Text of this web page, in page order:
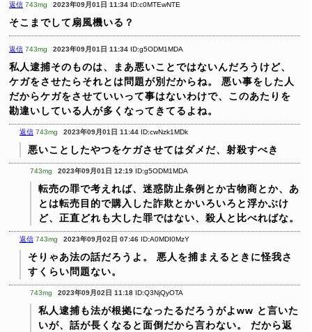
返信 743mg 2023年09月01日 11:34 ID:c0MTEwNTE
そこまでして扇風機いる？
返信 743mg 2023年09月01日 11:34 ID:g5ODM1MDA
私人逮捕そのものは、まあ悪いことではないんだろうけど、
ケガをさせたらそれとは問題が別だからね。
悪い事をした人
だからケガをさせていいって事はないわけで、このあたりを
勘違いしている人が多くなってきてるよね。
返信 743mg 2023年09月01日 11:44 ID:cwNzk1MDk
悪いことしたやつをケガさせてはダメだ、射殺すべき
743mg 2023年09月01日 12:19 ID:g5ODM1MDA
転売の罪で考えれば、迷惑防止条例とか古物商とか、あ
とは転売目的で購入した詐欺とかいろいろと浮かぶけ
ど、正直どれも大した罪ではない、殺人と比べればな。
返信 743mg 2023年09月02日 07:46 ID:A0MDI0MzY
そりゃあ法の話だろうよ。
悪人を捕まえるときに怪我さ
すくらい問題ない。
743mg 2023年09月02日 11:18 ID:Q3NjQyOTA
私人逮捕も法が根拠になったるだろうがよww と言いた
いが、話が長くなると面倒だから言わない。
だから返